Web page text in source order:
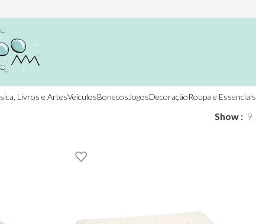
Livros e ArtesVeículosBonecos JogosDecoraçãoRoupa e Essenciais
Show 9